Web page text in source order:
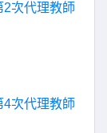
次代理教師
次代理教師